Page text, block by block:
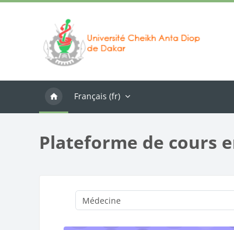
Français ‎(fr)‎
Plateforme de cours